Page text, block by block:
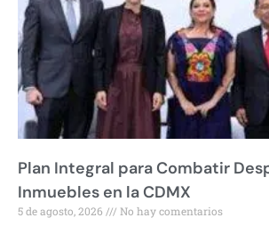
Plan Integral para Combatir
Inmuebles en la CDMX
5 de agosto, 2026 No hay comentarios